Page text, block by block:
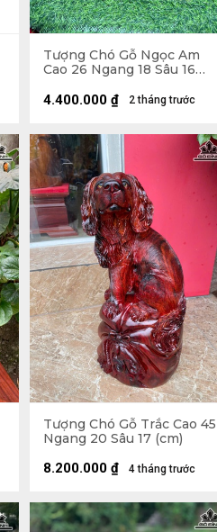
Tượng Chó Gỗ Ngọc Am
Cao 26 Ngang 18 Sâu 16
2 tháng trước
4.400.000 ₫
Tượng Chó Gỗ Trắc Cao 45
Ngang 20 Sâu 17 (cm)
4 tháng trước
8.200.000 ₫